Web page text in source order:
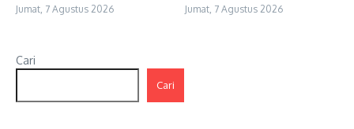
Jumat, 7 Agustus 2026 Jumat, 7 Agustus 2026
Cari
Cari